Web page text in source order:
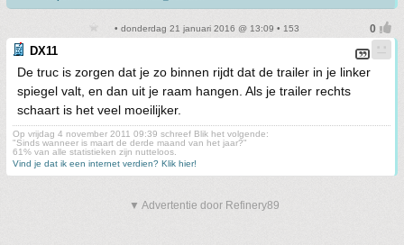
• donderdag 21 januari 2016 @ 13:09 • 153
DX11
De truc is zorgen dat je zo binnen rijdt dat de trailer in je linker
spiegel valt, en dan uit je raam hangen. Als je trailer rechts
schaart is het veel moeilijker.
Op vrijdag 4 november 2011 09:39 schreef Blik het volgende:
"Sinds wanneer is maart de derde maand van het jaar?"
61% van alle statistieken zijn nutteloos.
Vind je dat ik een internet verdien? Klik hier!
▼ Advertentie door Refinery89